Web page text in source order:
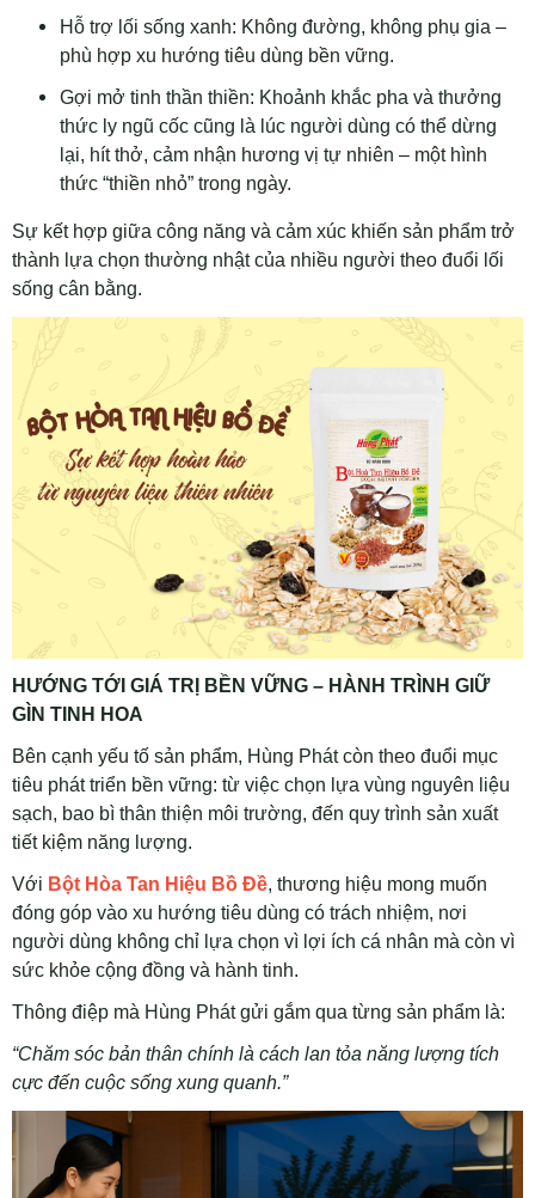
Hỗ trợ lối sống xanh: Không đường, không phụ gia –
phù hợp xu hướng tiêu dùng bền vững.
Gợi mở tinh thần thiền: Khoảnh khắc pha và thưởng
thức ly ngũ cốc cũng là lúc người dùng có thể dừng
lại, hít thở, cảm nhận hương vị tự nhiên – một hình
thức “thiền nhỏ” trong ngày.
Sự kết hợp giữa công năng và cảm xúc khiến sản phẩm trở
thành lựa chọn thường nhật của nhiều người theo đuổi lối
sống cân bằng.
HƯỚNG TỚI GIÁ TRỊ BỀN VỮNG – HÀNH TRÌNH GIỮ
GÌN TINH HOA
Bên cạnh yếu tố sản phẩm, Hùng Phát còn theo đuổi mục
tiêu phát triển bền vững: từ việc chọn lựa vùng nguyên liệu
sạch, bao bì thân thiện môi trường, đến quy trình sản xuất
tiết kiệm năng lượng.
Với Bột Hòa Tan Hiệu Bồ Đề, thương hiệu mong muốn
đóng góp vào xu hướng tiêu dùng có trách nhiệm, nơi
người dùng không chỉ lựa chọn vì lợi ích cá nhân mà còn vì
sức khỏe cộng đồng và hành tinh.
Thông điệp mà Hùng Phát gửi gắm qua từng sản phẩm là:
“Chăm sóc bản thân chính là cách lan tỏa năng lượng tích
cực đến cuộc sống xung quanh.”